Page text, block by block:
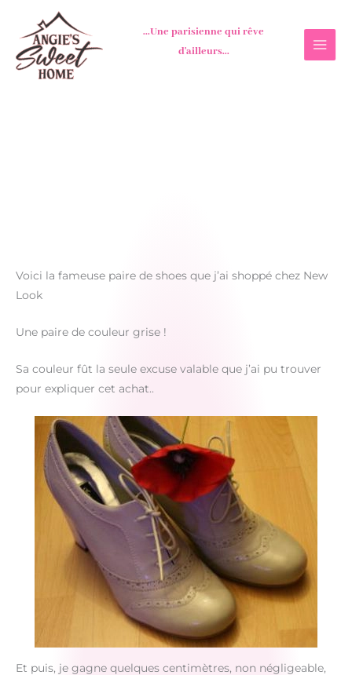
contenu
...Une parisienne qui rêve
d'ailleurs...
Voici la fameuse paire de shoes que j’ai shoppé chez New
Look
Une paire de couleur grise !
Sa couleur fût la seule excuse valable que j’ai pu trouver
pour expliquer cet achat..
Et puis, je gagne quelques centimètres, non négligeable,